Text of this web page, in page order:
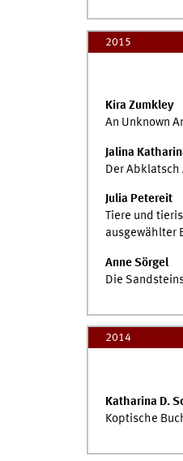
2015
Kira Zumkley
An Unknown
Jalina
Der
Julia Petereit
Tiere und
ausgewählter
Anne Sörgel
Die
2014
Katharina D.
Koptische